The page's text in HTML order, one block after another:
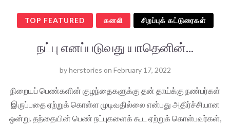
TOP FEATURED கனலி சிறப்புக் கட்டுரைகள்
நட்பு எனப்படுவது யாதெனின்...
byherstories on February 17, 2022
நிறையப் பெண்களின் குழந்தைகளுக்கு தன் தாய்க்கு நண்பர்கள்
இருப்பதை ஏற்றுக் கொள்ள முடிவதில்லை என்பது அதிர்ச்சியான
ஒன்று. தந்தையின் பெண் நட்புகளைக் கூட ஏற்றுக் கொள்பவர்கள்,